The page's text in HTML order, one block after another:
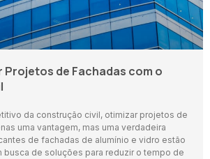
Projetos de Fachadas com o
da construção civil, otimizar projetos de
uma vantagem, mas uma verdadeira
de fachadas de alumínio e vidro estão
busca de soluções para reduzir o tempo de